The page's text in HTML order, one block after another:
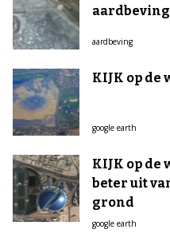
aardbeving
aardbeving
KIJK op de
google earth
KIJK op de
beter uit
grond
google earth